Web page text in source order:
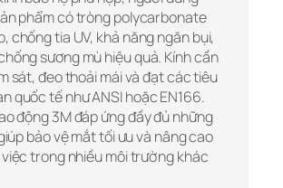
phẩm có tròng polycarbonate
chống tia UV, khả năng ngăn bụi,
sương mù hiệu quả. Kính cần
sát, đeo thoải mái và đạt các tiêu
quốc tế như ANSI hoặc EN166.
động 3M đáp ứng đầy đủ những
bảo vệ mắt tối ưu và nâng cao
việc trong nhiều môi trường khác